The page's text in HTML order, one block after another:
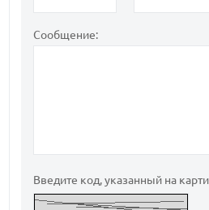
Сообщение:
Введите код, указанный на